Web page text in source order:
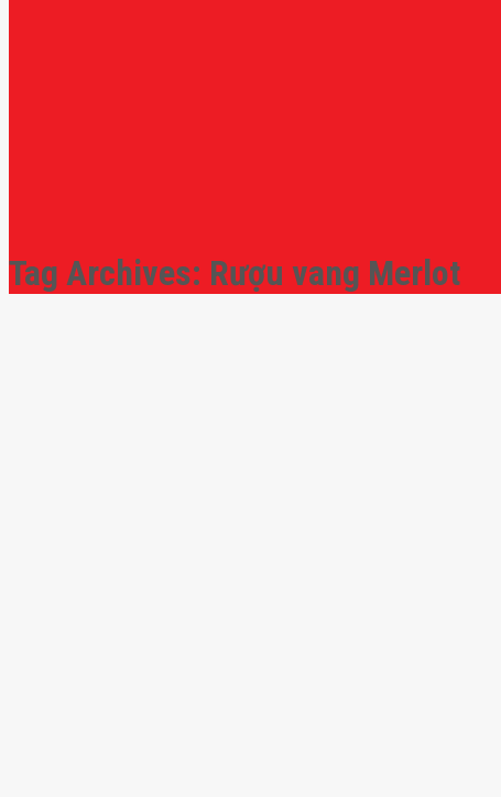
Tag Archives: Rượu vang Merlot